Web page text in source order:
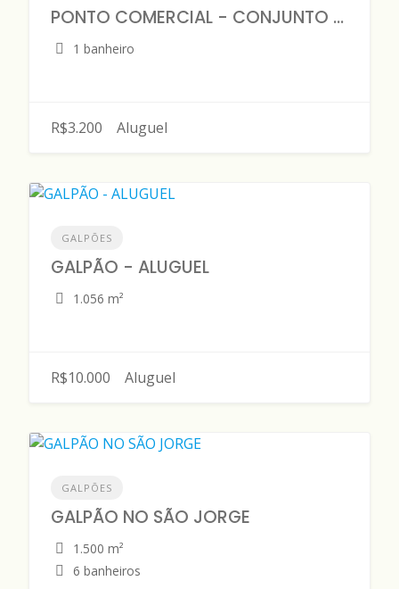
PONTO COMERCIAL - CONJUNTO HILÉIA l - DISPONÍVEL PARA LOCAÇÃO
1 banheiro
R$3.200 Aluguel
GALPÕES
GALPÃO - ALUGUEL
1.056 m²
R$10.000 Aluguel
GALPÕES
GALPÃO NO SÃO JORGE
1.500 m²
6 banheiros